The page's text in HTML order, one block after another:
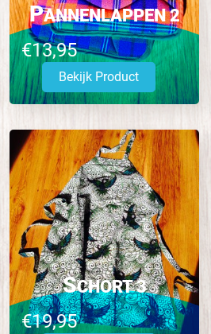
PANNENLAPPEN 2
€13,95
Bekijk Product
SCHORT 3
€19,95